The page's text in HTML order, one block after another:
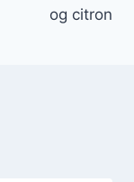
og citron